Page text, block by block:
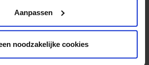
Aanpassen
noodzakelijke cookies